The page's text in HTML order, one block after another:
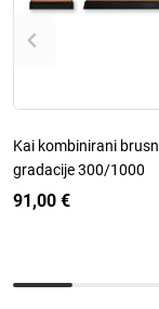
Kai kombinirani
gradacije 300/1000
91,00 €